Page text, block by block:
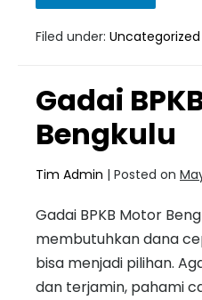
Filed under: Uncategorized
Gadai
Bengkulu
Tim Admin | Posted on
Gadai BPKB Motor
membutuhkan dana
bisa menjadi pilihan.
dan terjamin, pahami